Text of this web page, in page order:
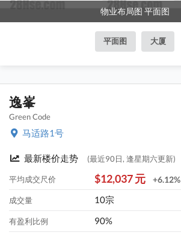
物业布局图 平面图
平面图 大厦
逸峯
Green Code
马适路1号
最新楼价走势 (最近90日, 逢星期六更新)
平均成交尺价 $12,037 元 +6.12%
成交量 10宗
有盈利比例 90%